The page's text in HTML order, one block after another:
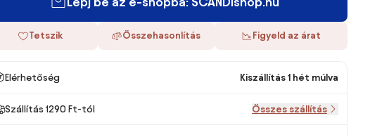
Tetszik Összehasonlítás Figyeld az árat
Elérhetőség Kiszállítás 1 hét múlva
Szállítás 1290 Ft-tól Összes szállítás